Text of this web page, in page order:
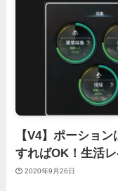
【V4】ポーショ
すればOK！生活
2020年9月26日